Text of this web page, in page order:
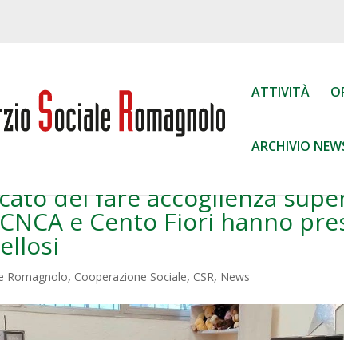
ATTIVITÀ
ARCHIVIO
del fare accoglienza
CNCA e Cento Fiori hanno
Romagnolo, Cooperazione Sociale, CSR, News